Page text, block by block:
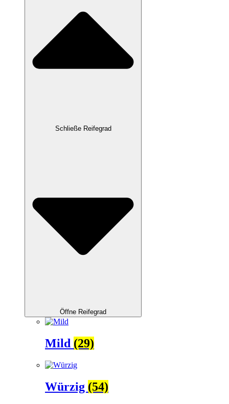
Schließe Reifegrad
Öffne Reifegrad
Mild (29)
Würzig (54)